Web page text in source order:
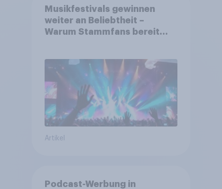
Musikfestivals gewinnen
weiter an Beliebtheit –
Warum Stammfans bereit
Artikel
Podcast-Werbung in